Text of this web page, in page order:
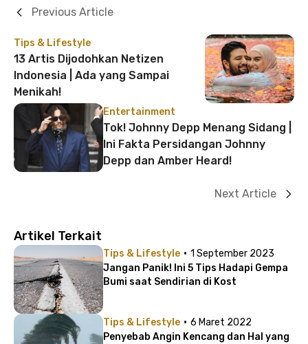
Tips & Lifestyle
13 Artis Dijodohkan Netizen
Indonesia | Ada yang Sampai
Menikah!
Previous Article
Entertainment
Tok! Johnny Depp Menang Sidang |
Ini Fakta Persidangan Johnny
Depp dan Amber Heard!
Next Article
Artikel Terkait
Tips & Lifestyle · 1 September 2023
Jangan Panik! Ini 5 Tips Hadapi Gempa
Bumi saat Sendirian di Kost
Tips & Lifestyle · 6 Maret 2022
Penyebab Angin Kencang dan Hal yang